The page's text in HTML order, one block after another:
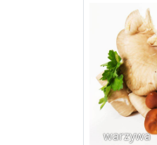
warzywa